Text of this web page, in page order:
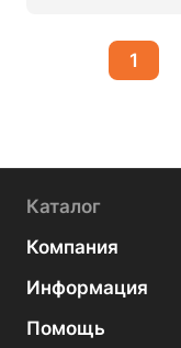
1
Каталог
Компания
Информация
Помощь